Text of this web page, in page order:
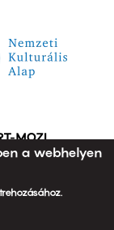
a webhelyen